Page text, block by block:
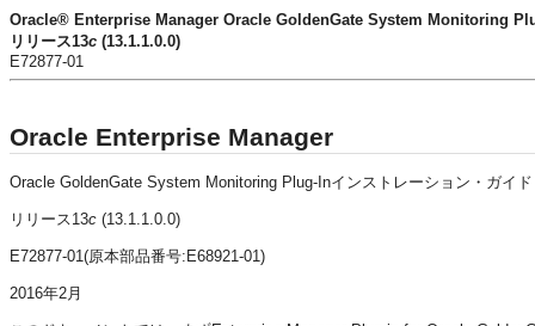
Oracle® Enterprise Manager Oracle GoldenGate System Monitoring
リリース13c (13.1.1.0.0)
E72877-01
Oracle Enterprise Manager
Oracle GoldenGate System Monitoring Plug-Inインストレーション・ガイド
リリース13c (13.1.1.0.0)
E72877-01(原本部品番号:E68921-01)
2016年2月